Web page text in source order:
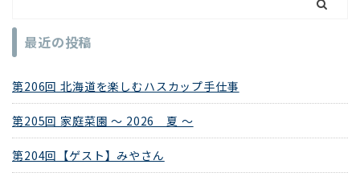
最近の投稿
第206回 北海道を楽しむハスカップ手仕事
第205回 家庭菜園 ～ 2026 夏 ～
第204回【ゲスト】みやさん